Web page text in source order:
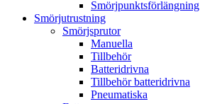
Smörjpunktsförlängning
Smörjutrustning
Smörjsprutor
Manuella
Tillbehör
Batteridrivna
Tillbehör batteridrivna
Pneumatiska